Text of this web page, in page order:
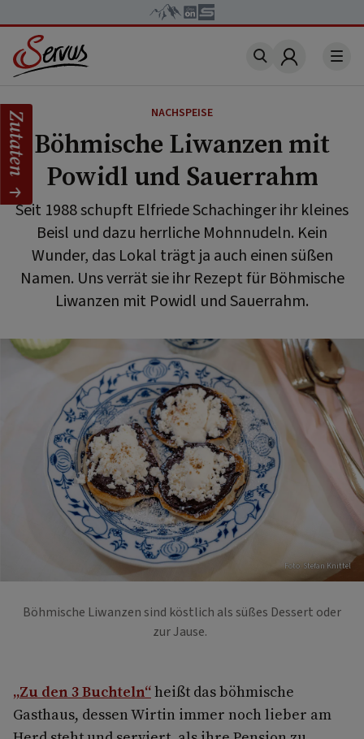
Account
NACHSPEISE
Böhmische Liwanzen mit
Powidl und Sauerrahm
Seit 1988 schupft Elfriede Schachinger ihr kleines
Beisl und dazu herrliche Mohnnudeln. Kein
Wunder, das Lokal trägt ja auch einen süßen
Namen. Uns verrät sie ihr Rezept für Böhmische
Liwanzen mit Powidl und Sauerrahm.
Foto: Stefan Knittel
Böhmische Liwanzen sind köstlich als süßes Dessert oder
zur Jause.
„Zu den 3 Buchteln“heißt das böhmische
Gasthaus, dessen Wirtin immer noch lieber am
Zutaten